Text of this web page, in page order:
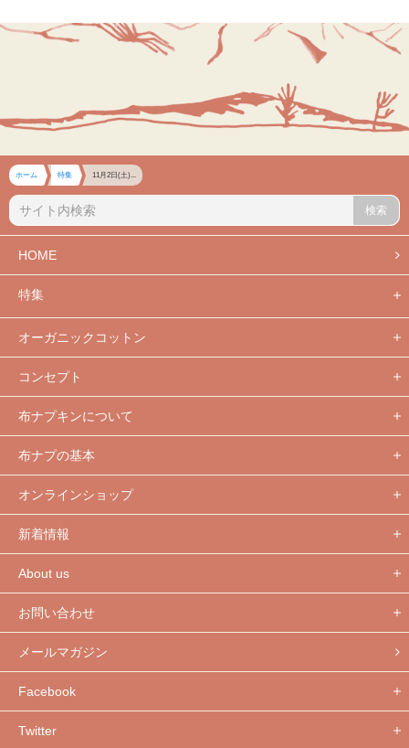
ホーム 特集 11月2日(土)...
検索
HOME
特集
オーガニックコットン
コンセプト
布ナプキンについて
布ナプの基本
オンラインショップ
新着情報
About us
お問い合わせ
メールマガジン
Facebook
Twitter